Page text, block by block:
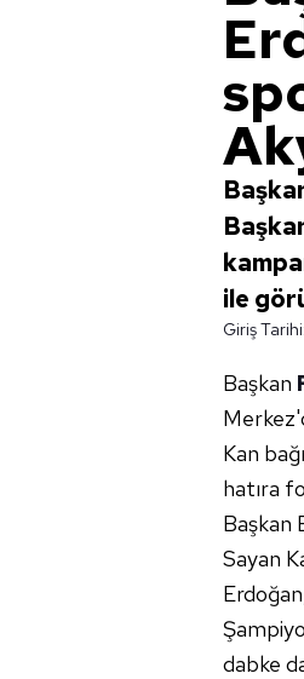
ile
Giriş Tarihi:
Başkan
Kan
hatıra
Başkan
Sayan
dabke